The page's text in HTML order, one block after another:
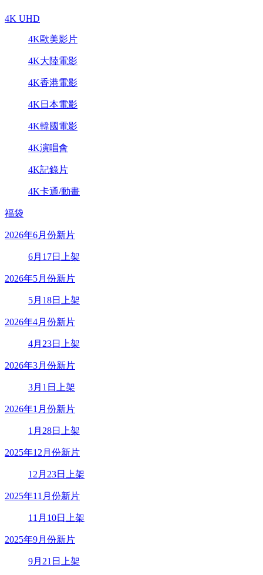
4K UHD
4K歐美影片
4K大陸電影
4K香港電影
4K日本電影
4K韓國電影
4K演唱會
4K記錄片
4K卡通/動畫
福袋
2026年6月份新片
6月17日上架
2026年5月份新片
5月18日上架
2026年4月份新片
4月23日上架
2026年3月份新片
3月1日上架
2026年1月份新片
1月28日上架
2025年12月份新片
12月23日上架
2025年11月份新片
11月10日上架
2025年9月份新片
9月21日上架